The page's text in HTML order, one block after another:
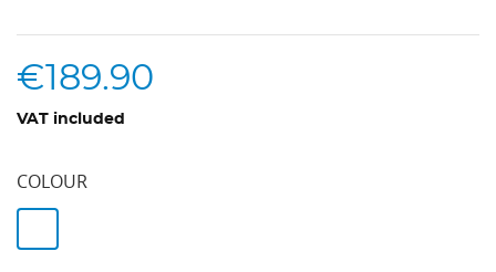
€189.90
VAT included
COLOUR